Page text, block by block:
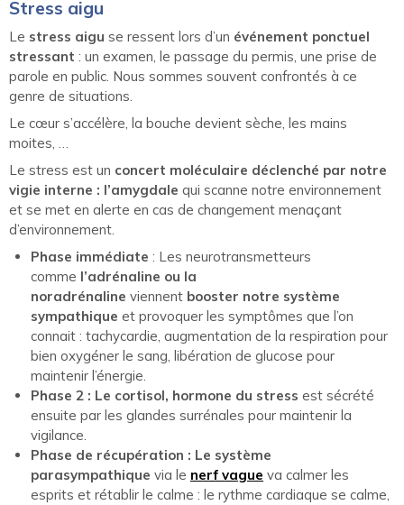
Stress aigu
Le stress aigu se ressent lors d’un événement ponctuel
stressant : un examen, le passage du permis, une prise de
parole en public. Nous sommes souvent confrontés à ce
genre de situations.
Le cœur s’accélère, la bouche devient sèche, les mains
moites, …
Le stress est un concert moléculaire déclenché par notre
vigie interne : l’amygdale qui scanne notre environnement
et se met en alerte en cas de changement menaçant
d’environnement.
Phase immédiate : Les neurotransmetteurs
comme l’adrénaline ou la
noradrénaline viennent booster notre système
sympathique et provoquer les symptômes que l’on
connait : tachycardie, augmentation de la respiration pour
bien oxygéner le sang, libération de glucose pour
maintenir l’énergie.
Phase 2 : Le cortisol, hormone du stress est sécrété
ensuite par les glandes surrénales pour maintenir la
vigilance.
Phase de récupération : Le système
parasympathique via le nerf vague va calmer les
esprits et rétablir le calme : le rythme cardiaque se calme,